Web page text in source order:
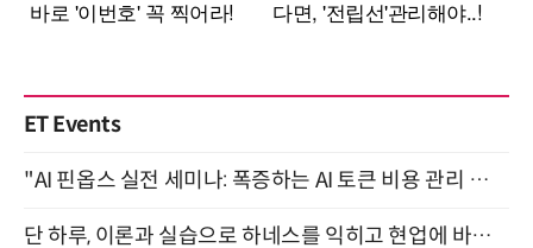
ET Events
"AI 핀옵스 실전 세미나: 폭증하는 AI 토큰 비용 관리 전략" 8월 21일 개최
단 하루, 이론과 실습으로 하네스를 익히고 현업에 바로 쓰는 핸즈온 워크숍 (8/20)